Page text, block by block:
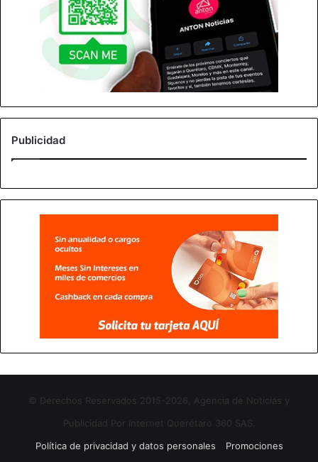
Publicidad
© Derechos Reservados 2015-2026, Agencia de Noticias y
Publicidad Por Internet Querétaro 360 SAS.
Política de privacidad y datos personales
Promociones